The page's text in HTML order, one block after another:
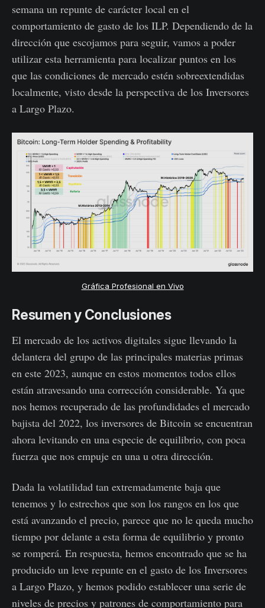
semana un repunte de carácter local en el
comportamiento de gasto de los ILP. Dependiendo de la
dirección que escojamos para seguir, vamos a poder
utilizar esta herramienta para localizar puntos en los
que las condiciones de mercado estén sobreextendidas
localmente, visto desde la perspectiva de los Inversores
a Largo Plazo.
Gráfica Profesional en Vivo
Resumen y Conclusiones
El mercado de los activos digitales sigue llevando la
delantera del grupo de las principales materias primas
en este 2023, aunque en estos momentos todos ellos
están atravesando una corrección considerable. Ya que
nos hemos recuperado de las profundidades el mercado
bajista del 2022, los inversores de Bitcoin se encuentran
ahora levitando en una especie de equilibrio, con poca
fuerza que nos empuje en una u otra dirección.
Dada la volatilidad tan extremadamente baja que
tenemos y lo estrechos que son los rangos en los que
está avanzando el precio, parece que no le queda mucho
tiempo por delante a esta forma de equilibrio y pronto
se romperá. En respuesta, hemos encontrado que se ha
producido un leve repunte en el gasto de los Inversores
a Largo Plazo, y hemos podido establecer una serie de
niveles de precios y patrones de comportamiento para